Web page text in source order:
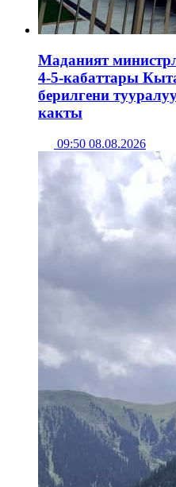
Маданият
4-5-кабаттары
берилгени
какты
09:50 08.08.2026